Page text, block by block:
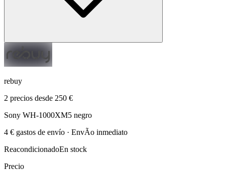
rebuy
2 precios desde 250 €
Sony WH-1000XM5 negro
4 € gastos de envío · EnvÃ­o inmediato
ReacondicionadoEn stock
Precio